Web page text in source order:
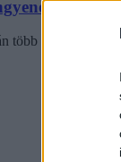
több országos